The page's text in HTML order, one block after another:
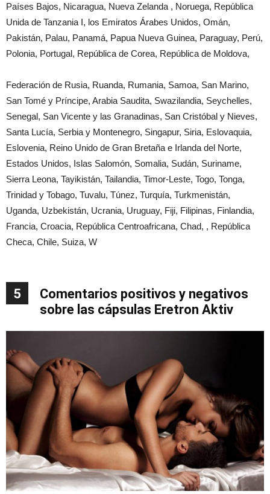
Países Bajos, Nicaragua, Nueva Zelanda , Noruega, República
Unida de Tanzania I, los Emiratos Árabes Unidos, Omán,
Pakistán, Palau, Panamá, Papua Nueva Guinea, Paraguay, Perú,
Polonia, Portugal, República de Corea, República de Moldova,
Federación de Rusia, Ruanda, Rumania, Samoa, San Marino,
San Tomé y Príncipe, Arabia Saudita, Swazilandia, Seychelles,
Senegal, San Vicente y las Granadinas, San Cristóbal y Nieves,
Santa Lucía, Serbia y Montenegro, Singapur, Siria, Eslovaquia,
Eslovenia, Reino Unido de Gran Bretaña e Irlanda del Norte,
Estados Unidos, Islas Salomón, Somalia, Sudán, Suriname,
Sierra Leona, Tayikistán, Tailandia, Timor-Leste, Togo, Tonga,
Trinidad y Tobago, Tuvalu, Túnez, Turquía, Turkmenistán,
Uganda, Uzbekistán, Ucrania, Uruguay, Fiji, Filipinas, Finlandia,
Francia, Croacia, República Centroafricana, Chad, , República
Checa, Chile, Suiza, W
5
Comentarios positivos y negativos
sobre las cápsulas Eretron Aktiv